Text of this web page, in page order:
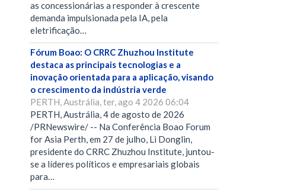
as concessionárias a responder à crescente
demanda impulsionada pela IA, pela
eletrificação…
Fórum Boao: O CRRC Zhuzhou Institute
destaca as principais tecnologias e a
inovação orientada para a aplicação, visando
o crescimento da indústria verde
PERTH, Austrália, ter, ago 4 2026 06:04
PERTH, Austrália, 4 de agosto de 2026
/PRNewswire/ -- Na Conferência Boao Forum
for Asia Perth, em 27 de julho, Li Donglin,
presidente do CRRC Zhuzhou Institute, juntou-
se a líderes políticos e empresariais globais
para…